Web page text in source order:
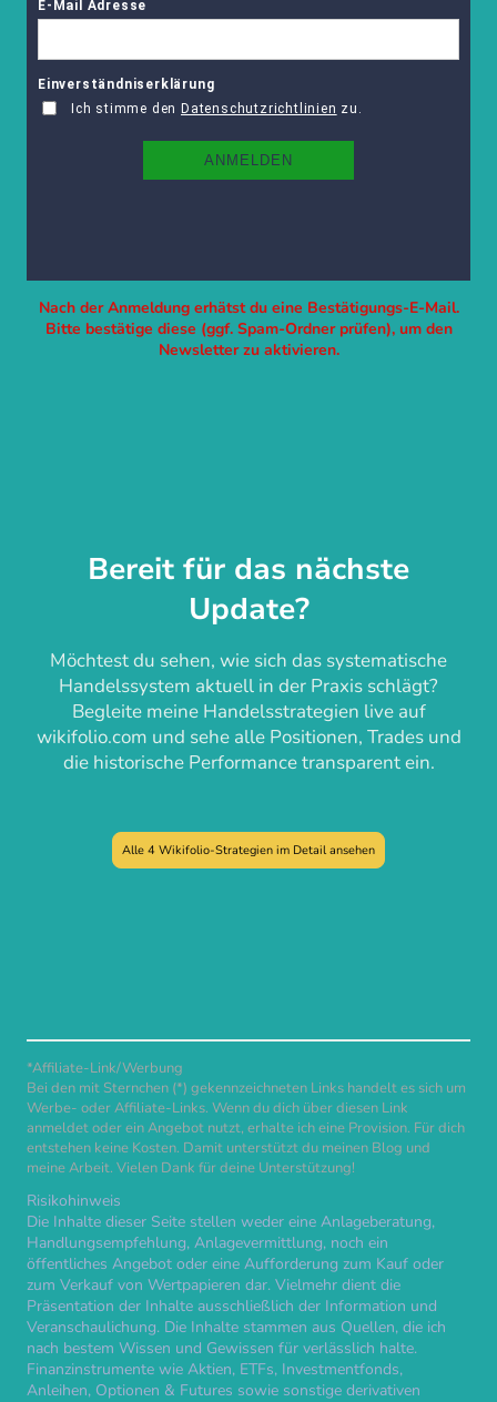
Nach der Anmeldung erhätst du eine Bestätigungs-E-Mail.
Bitte bestätige diese (ggf. Spam-Ordner prüfen), um den
Newsletter zu aktivieren.
Bereit für das nächste
Update?
Möchtest du sehen, wie sich das systematische
Handelssystem aktuell in der Praxis schlägt?
Begleite meine Handelsstrategien live auf
wikifolio.com und sehe alle Positionen, Trades und
die historische Performance transparent ein.
Alle 4 Wikifolio-Strategien im Detail ansehen
*Affiliate-Link/Werbung
Bei den mit Sternchen (*) gekennzeichneten Links handelt es sich um
Werbe- oder Affiliate-Links. Wenn du dich über diesen Link
anmeldet oder ein Angebot nutzt, erhalte ich eine Provision. Für dich
entstehen keine Kosten. Damit unterstützt du meinen Blog und
meine Arbeit. Vielen Dank für deine Unterstützung!
Risikohinweis
Die Inhalte dieser Seite stellen weder eine Anlageberatung,
Handlungsempfehlung, Anlagevermittlung, noch ein
öffentliches Angebot oder eine Aufforderung zum Kauf oder
zum Verkauf von Wertpapieren dar. Vielmehr dient die
Präsentation der Inhalte ausschließlich der Information und
Veranschaulichung. Die Inhalte stammen aus Quellen, die ich
nach bestem Wissen und Gewissen für verlässlich halte.
Finanzinstrumente wie Aktien, ETFs, Investmentfonds,
Anleihen, Optionen & Futures sowie sonstige derivativen